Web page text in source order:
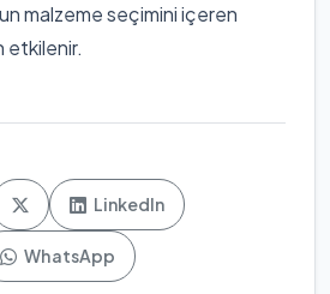
malzeme seçimini içeren
LinkedIn
WhatsApp